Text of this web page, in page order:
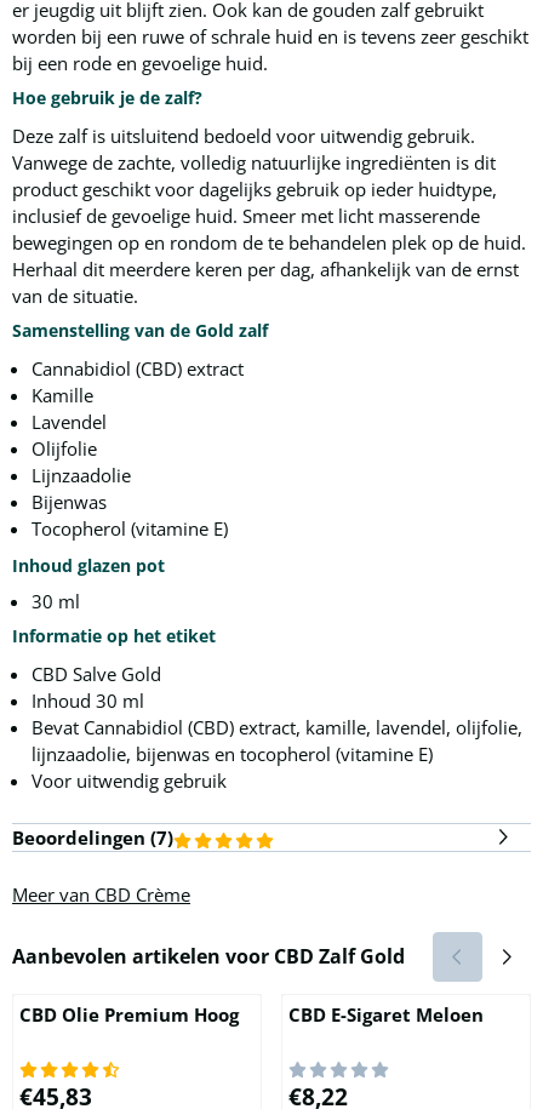
er jeugdig uit blijft zien. Ook kan de gouden zalf gebruikt
worden bij een ruwe of schrale huid en is tevens zeer geschikt
bij een rode en gevoelige huid.
Hoe gebruik je de zalf?
Deze zalf is uitsluitend bedoeld voor uitwendig gebruik.
Vanwege de zachte, volledig natuurlijke ingrediënten is dit
product geschikt voor dagelijks gebruik op ieder huidtype,
inclusief de gevoelige huid. Smeer met licht masserende
bewegingen op en rondom de te behandelen plek op de huid.
Herhaal dit meerdere keren per dag, afhankelijk van de ernst
van de situatie.
Samenstelling van de Gold zalf
Cannabidiol (CBD) extract
Kamille
Lavendel
Olijfolie
Lijnzaadolie
Bijenwas
Tocopherol (vitamine E)
Inhoud glazen pot
30 ml
Informatie op het etiket
CBD Salve Gold
Inhoud 30 ml
Bevat Cannabidiol (CBD) extract, kamille, lavendel, olijfolie,
lijnzaadolie, bijenwas en tocopherol (vitamine E)
Voor uitwendig gebruik
Beoordelingen (7)
Meer van CBD Crème
Aanbevolen artikelen voor CBD Zalf Gold
CBD Olie Premium Hoog
Prijs: 45,83
€45,83
CBD E-Sigaret Meloen
Prijs: 8,22
€8,22